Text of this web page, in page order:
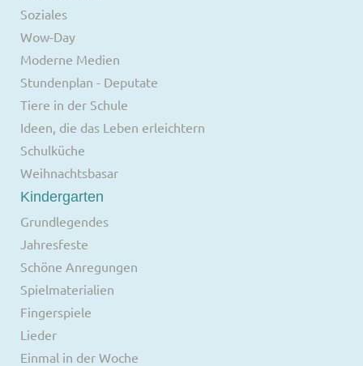
Soziales
Wow-Day
Moderne Medien
Stundenplan - Deputate
Tiere in der Schule
Ideen, die das Leben erleichtern
Schulküche
Weihnachtsbasar
Kindergarten
Grundlegendes
Jahresfeste
Schöne Anregungen
Spielmaterialien
Fingerspiele
Lieder
Einmal in der Woche